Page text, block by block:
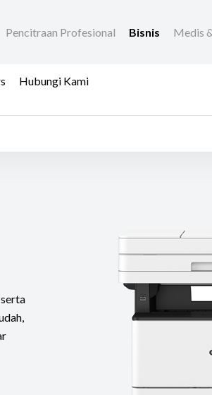
Pencitraan Profesional Bisnis Medis
Hubungi Kami